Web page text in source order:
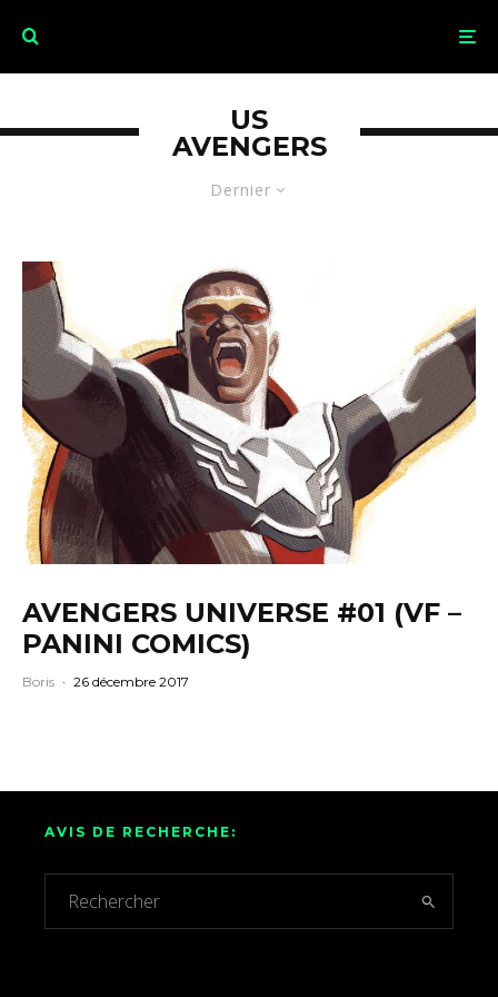
Dernier
US
AVENGERS
AVENGERS UNIVERSE #01 (VF –
PANINI COMICS)
Boris · 26 décembre 2017
AVIS DE RECHERCHE: